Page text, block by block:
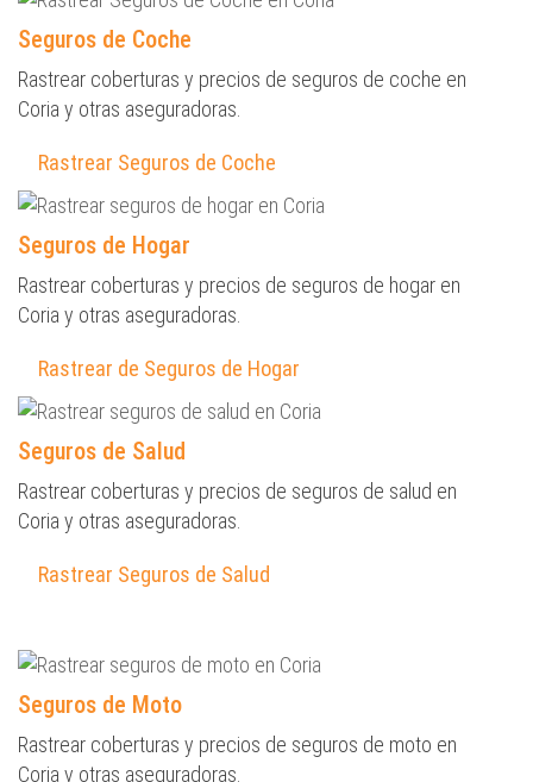
Seguros de Coche
Rastrear coberturas y precios de seguros de coche en
Coria y otras aseguradoras.
Rastrear Seguros de Coche
Seguros de Hogar
Rastrear coberturas y precios de seguros de hogar en
Coria y otras aseguradoras.
Rastrear de Seguros de Hogar
Seguros de Salud
Rastrear coberturas y precios de seguros de salud en
Coria y otras aseguradoras.
Rastrear Seguros de Salud
Seguros de Moto
Rastrear coberturas y precios de seguros de moto en
Coria y otras aseguradoras.